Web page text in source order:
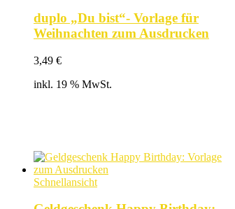
duplo „Du bist“- Vorlage für
Weihnachten zum Ausdrucken
3,49 €
inkl. 19 % MwSt.
Schnellansicht